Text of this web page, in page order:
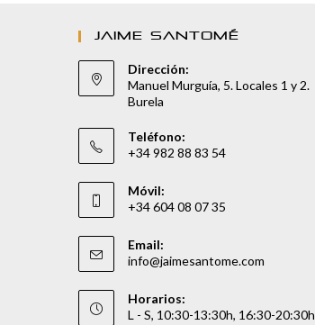
JAIME SANTOMÉ
Dirección:
Manuel Murguía, 5. Locales 1 y 2.
Burela
Teléfono:
+34 982 88 83 54
Móvil:
+34 604 08 07 35
Email:
info@jaimesantome.com
Horarios:
L - S, 10:30-13:30h, 16:30-20:30h